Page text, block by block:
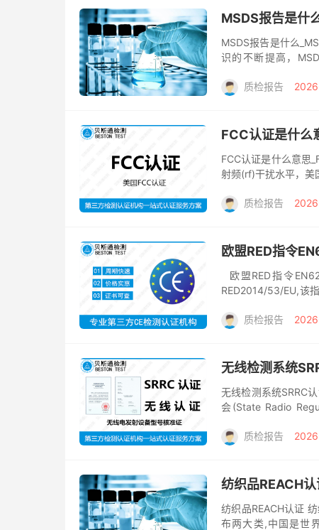
MSDS报告是什
MSDS报告是什么
识的不断提高，
质检报告
FCC认证是什么
FCC认证是什么意思
射频(rf)干扰水平，美
质检报告
欧盟RED指令
欧盟RED指令
RED2014/53/EU,该
质检报告
无线检测系统
无线检测系统SRRC
会(State Radio
质检报告
纺织品REACH
纺织品REACH认证
布两大类,中国是世